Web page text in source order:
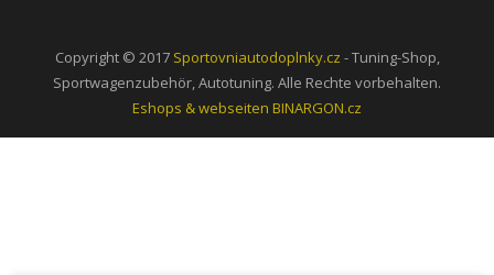
Copyright © 2017 Sportovniautodoplnky.cz - Tuning-Shop,
Sportwagenzubehör, Autotuning. Alle Rechte vorbehalten.
Eshops & webseiten BINARGON.cz